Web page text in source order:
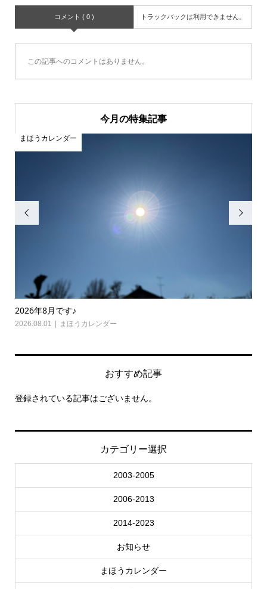
コメント ( 0 ) トラックバックは利用できません。
この記事へのコメントはありません。
今月の特集記事

2026年8月です♪
2026.08.01 まほうカレンダー
まほうカレンダー

おすすめ記事
登録されている記事はございません。
カテゴリー選択
2003-2005
2006-2013
2014-2023
お知らせ
まほうカレンダー